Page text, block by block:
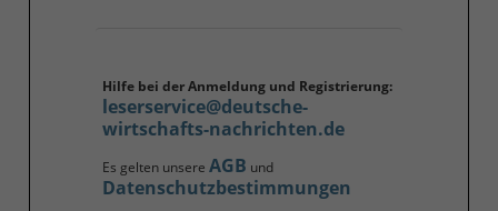
Hilfe bei der Anmeldung und Registrierung:
leserservice@deutsche-
wirtschafts-nachrichten.de
Es gelten unsere AGB und
Datenschutzbestimmungen